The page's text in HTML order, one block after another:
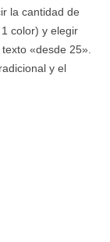
la cantidad de
color) y elegir
«desde 25».
y el